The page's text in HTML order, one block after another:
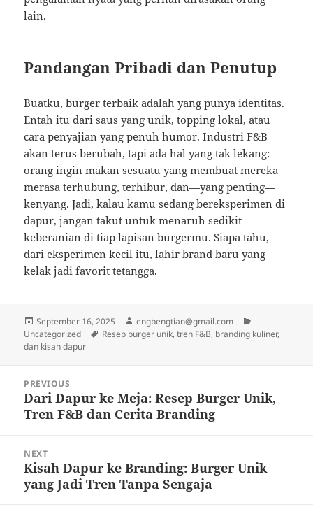
lain.
Pandangan Pribadi dan Penutup
Buatku, burger terbaik adalah yang punya identitas.
Entah itu dari saus yang unik, topping lokal, atau
cara penyajian yang penuh humor. Industri F&B
akan terus berubah, tapi ada hal yang tak lekang:
orang ingin makan sesuatu yang membuat mereka
merasa terhubung, terhibur, dan—yang penting—
kenyang. Jadi, kalau kamu sedang bereksperimen di
dapur, jangan takut untuk menaruh sedikit
keberanian di tiap lapisan burgermu. Siapa tahu,
dari eksperimen kecil itu, lahir brand baru yang
kelak jadi favorit tetangga.
Posted
on
September 16, 2025 Author
engbengtian@gmail.com
Uncategorized
Tags
Resep burger unik, tren F&B, branding kuliner,
dan kisah dapur
navigation
PREVIOUS
Previous
post:
Dari Dapur ke Meja: Resep Burger Unik,
Tren F&B dan Cerita Branding
NEXT
Next
post:
Kisah Dapur ke Branding: Burger Unik
yang Jadi Tren Tanpa Sengaja